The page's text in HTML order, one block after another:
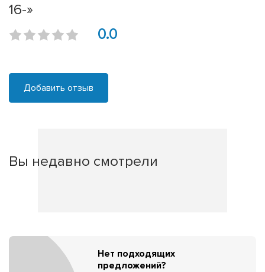
16-»
0.0
Добавить отзыв
Вы недавно смотрели
Нет подходящих
предложений?